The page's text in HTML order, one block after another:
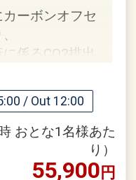
本
は旅行代金に
2026年11月
：DP-1-
ーボンオフセ
係るCO2排出
みませんか？
/ Out 12:00
おとな1名様あた
り）
55,900円